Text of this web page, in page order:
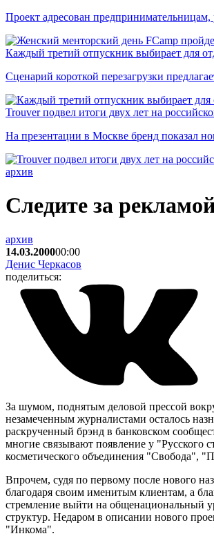
Проект адресован
Каждый третий отпускник выбирает для
Сценарий короткой перезагрузки
Trouver подвел итоги двух лет на
На презентации в Москве бренд показал
архив
Следите за
архив
14.03.200000:00
Денис Черкасов
поделиться:
За шумом, поднятым деловой прессой
незамеченным журналистами осталось
раскрученный брэнд в банковском
многие связывают появление у
косметического объединения "Свобода",
Впрочем, судя по первому после нового
благодаря своим именитым клиентам, а
стремление выйти на общенациональный
структур. Недаром в описании нового
"Инкома".